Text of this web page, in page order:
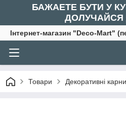
БАЖАЕТЕ БУТИ У
ДОЛУЧАЙСЯ
Інтернет-магазин "Deco-Mart"
Товари Декоративні